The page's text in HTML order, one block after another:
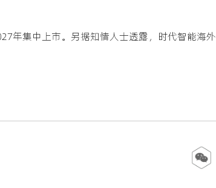
年集中上市。另据知情人士透露，时代智能海外